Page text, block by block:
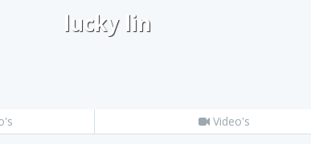
lucky lin
Video's